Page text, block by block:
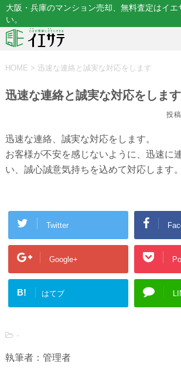
大阪・兵庫のマンション売却、無料査定はイエ
い。
HOME > 迅速な連絡と誠実な対応をします
迅速な連絡と誠実な対応をします
投
迅速な連絡、誠実な対応をします。
お客様が不安を感じないように、迅速に
い、誠心誠意気持ちを込めて対応します。
Twitter
Google+
B! はてブ
-
執筆者：管理者